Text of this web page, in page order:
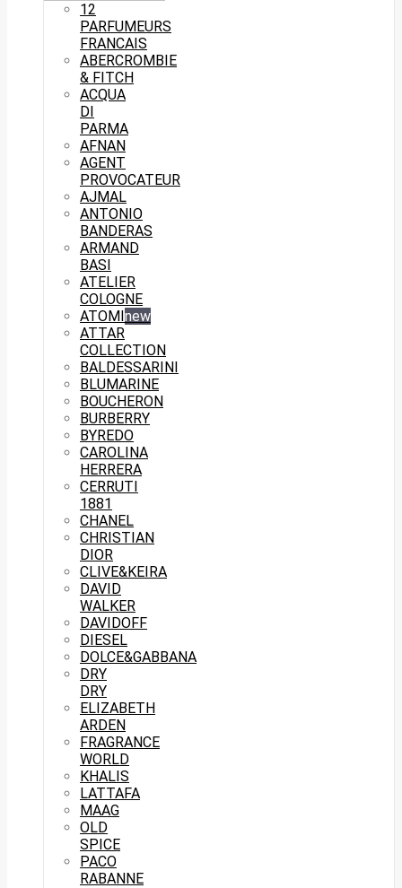
12
PARFUMEURS
FRANCAIS
ABERCROMBIE
& FITCH
ACQUA
DI
PARMA
AFNAN
AGENT
PROVOCATEUR
AJMAL
ANTONIO
BANDERAS
ARMAND
BASI
ATELIER
COLOGNE
ATOMI new
ATTAR
COLLECTION
BALDESSARINI
BLUMARINE
BOUCHERON
BURBERRY
BYREDO
CAROLINA
HERRERA
CERRUTI
1881
CHANEL
CHRISTIAN
DIOR
CLIVE&KEIRA
DAVID
WALKER
DAVIDOFF
DIESEL
DOLCE&GABBANA
DRY
DRY
ELIZABETH
ARDEN
FRAGRANCE
WORLD
KHALIS
LATTAFA
MAAG
OLD
SPICE
PACO
RABANNE